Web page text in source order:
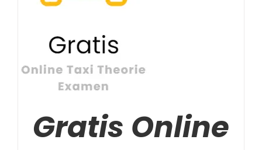
TOEVOEGEN AAN
Gratis Online